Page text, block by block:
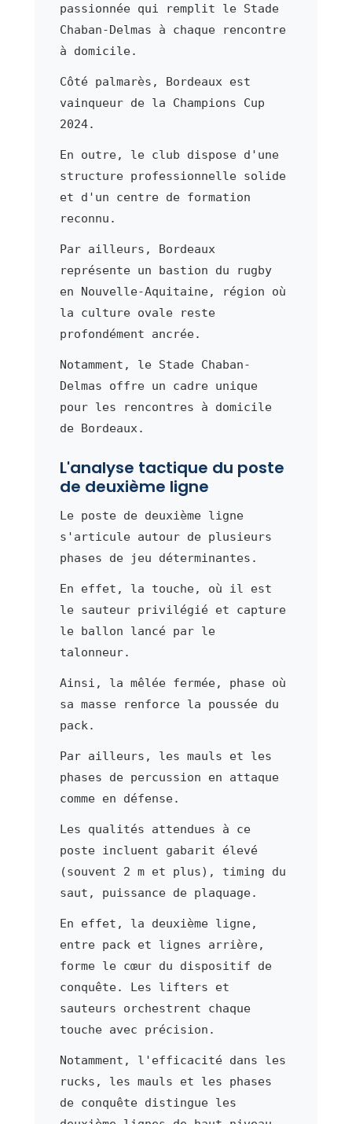
passionnée qui remplit le Stade
Chaban-Delmas à chaque rencontre
à domicile.
Côté palmarès, Bordeaux est
vainqueur de la Champions Cup
2024.
En outre, le club dispose d'une
structure professionnelle solide
et d'un centre de formation
reconnu.
Par ailleurs, Bordeaux
représente un bastion du rugby
en Nouvelle-Aquitaine, région où
la culture ovale reste
profondément ancrée.
Notamment, le Stade Chaban-
Delmas offre un cadre unique
pour les rencontres à domicile
de Bordeaux.
L'analyse tactique du poste
de deuxième ligne
Le poste de deuxième ligne
s'articule autour de plusieurs
phases de jeu déterminantes.
En effet, la touche, où il est
le sauteur privilégié et capture
le ballon lancé par le
talonneur.
Ainsi, la mêlée fermée, phase où
sa masse renforce la poussée du
pack.
Par ailleurs, les mauls et les
phases de percussion en attaque
comme en défense.
Les qualités attendues à ce
poste incluent gabarit élevé
(souvent 2 m et plus), timing du
saut, puissance de plaquage.
En effet, la deuxième ligne,
entre pack et lignes arrière,
forme le cœur du dispositif de
conquête. Les lifters et
sauteurs orchestrent chaque
touche avec précision.
Notamment, l'efficacité dans les
rucks, les mauls et les phases
de conquête distingue les